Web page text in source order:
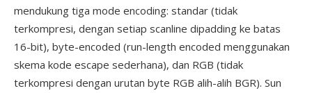
mendukung tiga mode encoding: standar (tidak
terkompresi, dengan setiap scanline dipadding ke batas
16-bit), byte-encoded (run-length encoded menggunakan
skema kode escape sederhana), dan RGB (tidak
terkompresi dengan urutan byte RGB alih-alih BGR). Sun